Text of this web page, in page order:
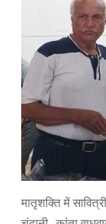
मातृशक्ति में